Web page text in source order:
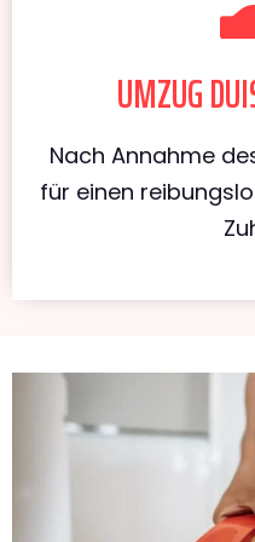
UMZUG
Nach Annahme
für einen